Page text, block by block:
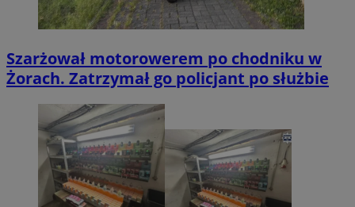
Szarżował motorowerem po chodniku w
Żorach. Zatrzymał go policjant po służbie